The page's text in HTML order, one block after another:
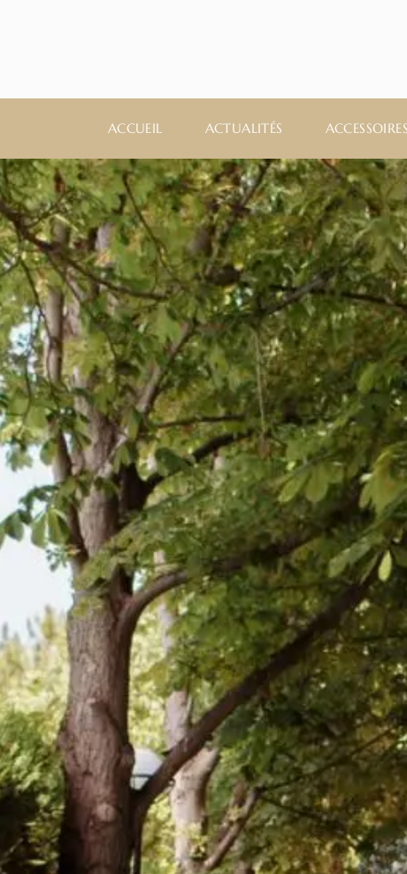
ACCUEIL ACTUALITÉS